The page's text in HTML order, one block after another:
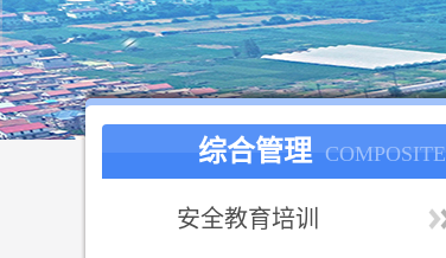
综合管理 COMPOSITE
安全教育培训